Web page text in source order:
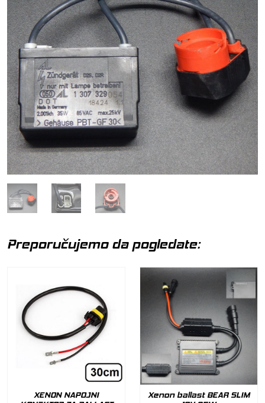
Preporučujemo da pogledate:
XENON NAPOJNI
Xenon ballast BEAR SLIM